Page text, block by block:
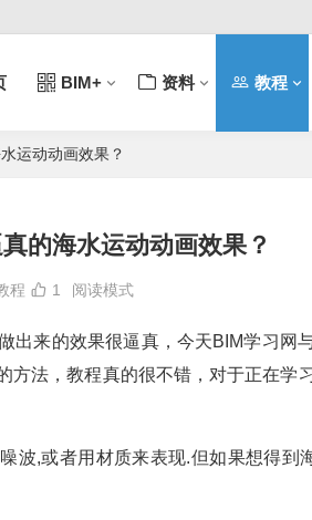
BIM+ 资料 教程
运动动画效果？
的海水运动动画效果？
程 1 阅读模式
出来的效果很逼真，今天BIM学习网
方法，教程真的很不错，对于正在学
波,或者用材质来表现.但如果想得到